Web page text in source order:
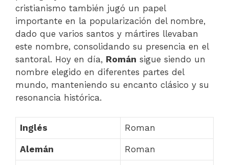
cristianismo también jugó un papel
importante en la popularización del nombre,
dado que varios santos y mártires llevaban
este nombre, consolidando su presencia en el
santoral. Hoy en día, Román sigue siendo un
nombre elegido en diferentes partes del
mundo, manteniendo su encanto clásico y su
resonancia histórica.
Inglés Roman
Alemán Roman